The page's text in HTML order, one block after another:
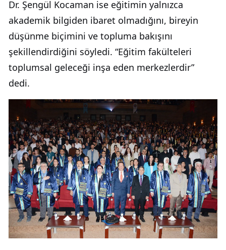
Dr. Şengül Kocaman ise eğitimin yalnızca
akademik bilgiden ibaret olmadığını, bireyin
düşünme biçimini ve topluma bakışını
şekillendirdiğini söyledi. “Eğitim fakülteleri
toplumsal geleceği inşa eden merkezlerdir”
dedi.